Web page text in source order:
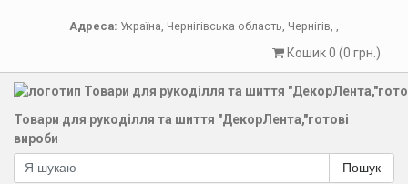
Адреса: Україна, Чернігівська область, Чернігів, ,
Кошик 0 (0 грн.)
Товари для рукоділля та шиття "ДекорЛента,"готові
вироби
Пошук